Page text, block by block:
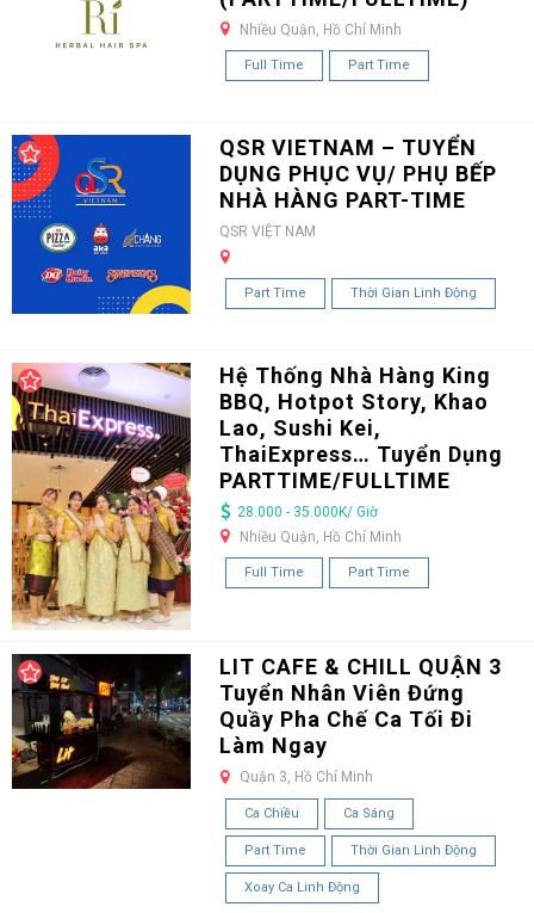
Nhiều Quận, Hồ Chí Minh
Full Time Part Time
QSR VIETNAM – TUYỂN
DỤNG PHỤC VỤ/ PHỤ BẾP
NHÀ HÀNG PART-TIME
QSR VIỆT NAM
Part Time Thời Gian Linh Động
Hệ Thống Nhà Hàng King
BBQ, Hotpot Story, Khao
Lao, Sushi Kei,
ThaiExpress… Tuyển Dụng
PARTTIME/FULLTIME
28.000 - 35.000K/ Giờ
Nhiều Quận, Hồ Chí Minh
Full Time Part Time
LIT CAFE & CHILL QUẬN 3
Tuyển Nhân Viên Đứng
Quầy Pha Chế Ca Tối Đi
Làm Ngay
Quận 3, Hồ Chí Minh
Ca Chiều Ca Sáng
Part Time Thời Gian Linh Động
Xoay Ca Linh Động